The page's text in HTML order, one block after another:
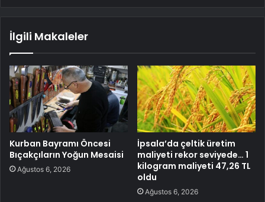
İlgili Makaleler
Kurban Bayramı Öncesi
Bıçakçıların Yoğun Mesaisi
Ağustos 6, 2026
İpsala’da çeltik üretim
maliyeti rekor seviyede… 1
kilogram maliyeti 47,26 TL
oldu
Ağustos 6, 2026